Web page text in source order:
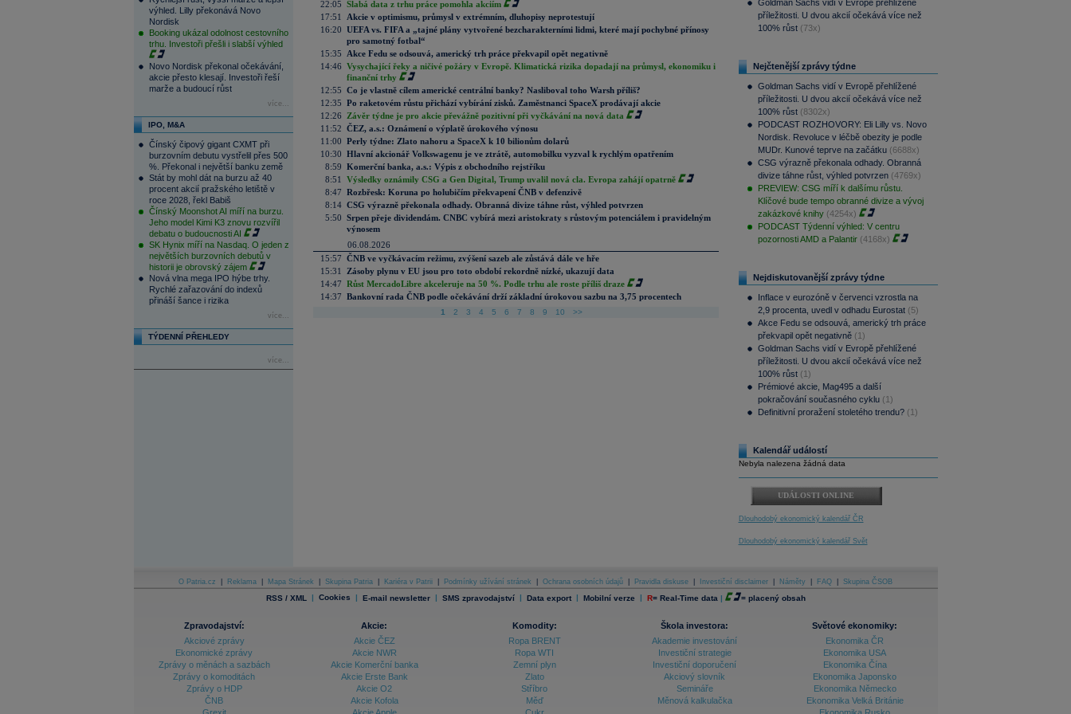
výhled. Lilly překonává Novo
Nordisk
Booking ukázal odolnost cestovního
trhu. Investoři přešli i slabší výhled
Novo Nordisk překonal očekávání,
akcie přesto klesají. Investoři řeší
marže a budoucí růst
více...
IPO, M&A
Čínský čipový gigant CXMT při
burzovním debutu vystřelil přes 500
%. Překonal i největší banku země
Stát by mohl dát na burzu až 40
procent akcií pražského letiště v
roce 2028, řekl Babiš
Čínský Moonshot AI míří na burzu.
Jeho model Kimi K3 znovu rozvířil
debatu o budoucnosti AI
SK Hynix míří na Nasdaq. O jeden z
největších burzovních debutů v
historii je obrovský zájem
Nová vlna mega IPO hýbe trhy.
Rychlé zařazování do indexů
přináší šance i rizika
více...
TÝDENNÍ PŘEHLEDY
více...
22:05 Slabá data z trhu práce pomohla akciím
17:51
Akcie v optimismu, průmysl v extrémním, dluhopisy neprotestují
16:20 UEFA vs. FIFA a „tajné plány vytvořené bezcharakterními lidmi, které mají pochybné přínosy
pro samotný fotbal“
15:35
Akce Fedu se odsouvá, americký trh práce překvapil opět negativně
14:46 Vysychající řeky a ničivé požáry v Evropě. Klimatická rizika dopadají na průmysl, ekonomiku i
finanční trhy
12:55 Co je vlastně cílem americké centrální banky? Nasliboval toho Warsh příliš?
12:35 Po raketovém růstu přichází vybírání zisků. Zaměstnanci SpaceX prodávají akcie
12:26
Závěr týdne je pro akcie převážně pozitivní při vyčkávání na nová data
11:52 ČEZ, a.s.: Oznámení o výplatě úrokového výnosu
11:00 Perly týdne: Zlato nahoru a SpaceX k 10 bilionům dolarů
10:30 Hlavní akcionář Volkswagenu je ve ztrátě, automobilku vyzval k rychlým opatřením
8:59 Komerční banka, a.s.: Výpis z obchodního rejstříku
8:51
Výsledky oznámily CSG a Gen Digital, Trump uvalil nová cla. Evropa zahájí opatrně
8:47 Rozbřesk: Koruna po holubičím překvapení ČNB v defenzivě
8:14 CSG výrazně překonala odhady. Obranná divize táhne růst, výhled potvrzen
5:50 Srpen přeje dividendám. CNBC vybírá mezi aristokraty s růstovým potenciálem i pravidelným
výnosem
06.08.2026
15:57 ČNB ve vyčkávacím režimu, zvýšení sazeb ale zůstává dále ve hře
15:31
Zásoby plynu v EU jsou pro toto období rekordně nízké, ukazují data
14:47 Růst MercadoLibre akceleruje na 50 %. Podle trhu ale roste příliš draze
14:37 Bankovní rada ČNB podle očekávání drží základní úrokovou sazbu na 3,75 procentech
1 2 3 4 5 6 7 8 9 10 >>
Goldman Sachs vidí v Evropě přehlížené
příležitosti. U dvou akcií očekává více než
100% růst (73x)
Nejčtenější zprávy týdne
Goldman Sachs vidí v Evropě přehlížené
příležitosti. U dvou akcií očekává více než
100% růst (8302x)
PODCAST ROZHOVORY: Eli Lilly vs. Novo
Nordisk. Revoluce v léčbě obezity je podle
MUDr. Kunové teprve na začátku (6688x)
CSG výrazně překonala odhady. Obranná
divize táhne růst, výhled potvrzen (4769x)
PREVIEW: CSG míří k dalšímu růstu.
Klíčové bude tempo obranné divize a vývoj
zakázkové knihy (4254x)
PODCAST Týdenní výhled: V centru
pozornosti AMD a Palantir (4168x)
Nejdiskutovanější zprávy týdne
Inflace v eurozóně v červenci vzrostla na
2,9 procenta, uvedl v odhadu Eurostat (5)
Akce Fedu se odsouvá, americký trh práce
překvapil opět negativně (1)
Goldman Sachs vidí v Evropě přehlížené
příležitosti. U dvou akcií očekává více než
100% růst (1)
Prémiové akcie, Mag495 a další
pokračování současného cyklu (1)
Definitivní proražení stoletého trendu? (1)
Kalendář událostí
Nebyla nalezena žádná data
UDÁLOSTI ONLINE
Dlouhodobý ekonomický kalendář ČR
Dlouhodobý ekonomický kalendář Svět
O Patria.cz Reklama Mapa Stránek Skupina Patria Kariéra v Patrii Podmínky užívání stránek Ochrana osobních údajů Pravidla diskuse Investiční disclaimer Náměty FAQ Skupina ČSOB
RSS / XML | Cookies | E-mail newsletter | SMS zpravodajství | Data export | Mobilní verze | R= Real-Time data | = placený obsah
Zpravodajství:
Akciové zprávy
Ekonomické zprávy
Zprávy o měnách a sazbách
Zprávy o komoditách
Zprávy o HDP
ČNB
Akcie:
Akcie ČEZ
Akcie NWR
Akcie Komerční banka
Akcie Erste Bank
Akcie O2
Akcie Kofola
Komodity:
Ropa BRENT
Ropa WTI
Zemní plyn
Zlato
Stříbro
Měď
Škola investora:
Akademie investování
Investiční strategie
Investiční doporučení
Akciový slovník
Semináře
Měnová kalkulačka
Světové ekonomiky:
Ekonomika ČR
Ekonomika USA
Ekonomika Čína
Ekonomika Japonsko
Ekonomika Německo
Ekonomika Velká Británie